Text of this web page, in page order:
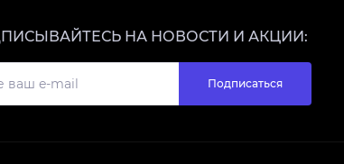
НА НОВОСТИ И АКЦИИ:
Подписаться